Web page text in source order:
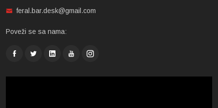
feral.bar.desk@gmail.com
Poveži se sa nama: